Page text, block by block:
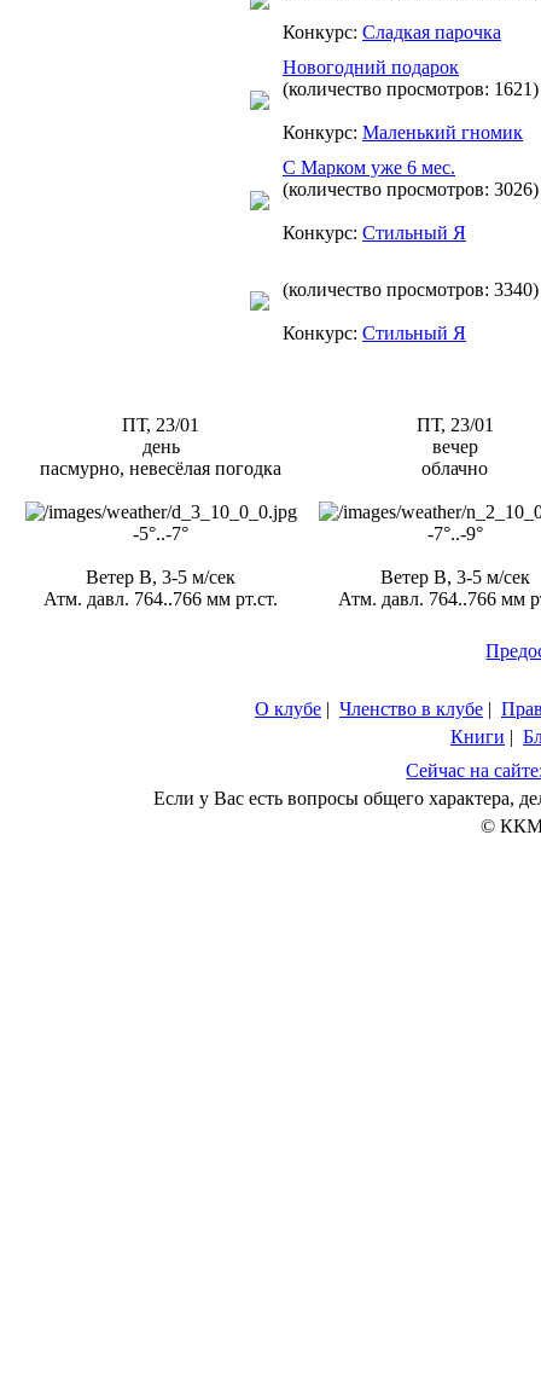
Конкурс: Сладкая парочка
Новогодний подарок
(количество просмотров: 1621)
Конкурс: Маленький гномик
С Марком уже 6 мес.
(количество просмотров: 3026)
Конкурс: Стильный Я
(количество просмотров: 3340)
Конкурс: Стильный Я
ПТ, 23/01
день
пасмурно, невесёлая погодка
-5°..-7°
Ветер В, 3-5 м/сек
Атм. давл. 764..766 мм рт.ст.
ПТ, 23/01
вечер
облачно
-7°..-9°
Ветер В, 3-5 м/сек
Атм. давл. 764..766 мм
О клубе | Членство в клубе |
Книги |
Сейчас на
Если у Вас есть вопросы общего характера,
© ККМ